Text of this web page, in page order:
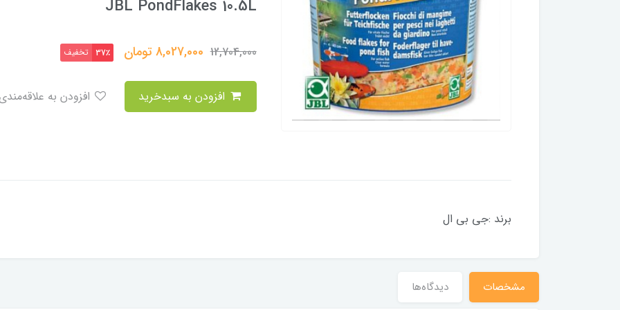
JBL PondFlakes 10.5L
12,704,000
8,027,000تومان 37٪ تخفیف
برند :جی بی ال
مشخصات دیدگاه‌ها